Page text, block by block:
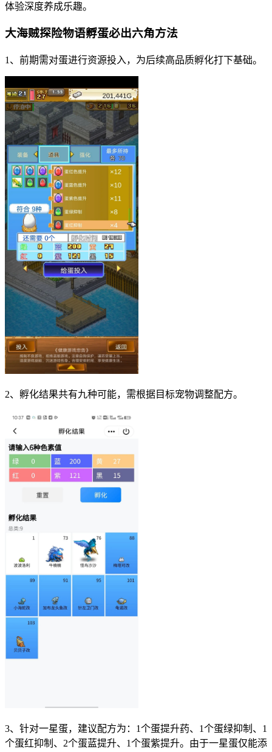
体验深度养成乐趣。
大海贼探险物语孵蛋必出六角方法
1、前期需对蛋进行资源投入，为后续高品质孵化打下基础。
2、孵化结果共有九种可能，需根据目标宠物调整配方。
3、针对一星蛋，建议配方为：1个蛋提升药、1个蛋绿抑制、1
个蛋红抑制、2个蛋蓝提升、1个蛋紫提升。由于一星蛋仅能添